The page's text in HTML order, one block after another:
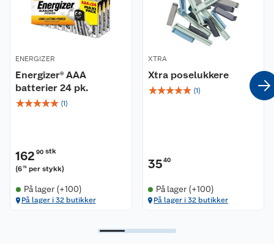
ENERGIZER
Energizer® AAA
batterier 24 pk.
☆☆☆☆☆ (1)
162 90 stk
(679 per stykk)
På lager (+100)
På lager i 32 butikker
XTRA
Xtra poselukkere
☆☆☆☆☆ (1)
35 40
På lager (+100)
På lager i 32 butikker